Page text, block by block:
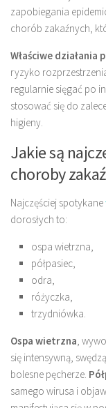
zapobiegania
chorób zakaźnych,
Właściwe
ryzyko
regularnie sięgać po
stosować się do
higieny.
Jakie są
choroby
Najczęściej spotykane
dorosłych to:
ospa wietrzna,
półpasiec,
odra,
różyczka,
trzydniówka.
Ospa wietrzna,
się intensywną,
bolesne pęcherze.
samego wirusa i